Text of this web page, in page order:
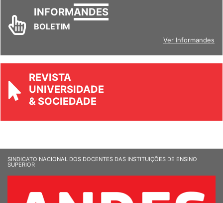
INFORMANDES
BOLETIM
Ver Informandes
REVISTA
UNIVERSIDADE
& SOCIEDADE
SINDICATO NACIONAL DOS DOCENTES DAS INSTITUIÇÕES DE ENSINO
SUPERIOR